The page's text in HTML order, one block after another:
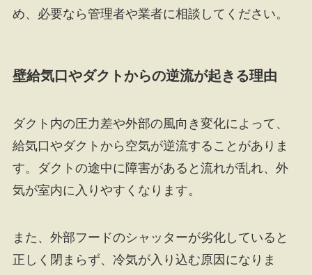
め、必要なら管理者や業者に相談してください。
壁給気口やダクトからの逆流が起きる理由
ダクト内の圧力差や外部の風向き変化によって、
給気口やダクトから空気が逆流することがありま
す。ダクトの途中に障害があると流れが乱れ、外
気が室内に入りやすくなります。
また、外部フードのシャッターが劣化していると
正しく閉まらず、冷気が入り込む原因になりま